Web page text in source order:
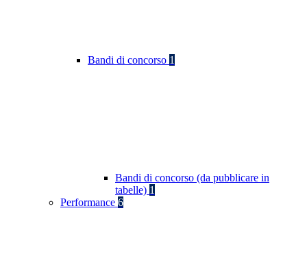
Bandi di concorso 1
Bandi di concorso (da pubblicare in
tabelle) 1
Performance 6